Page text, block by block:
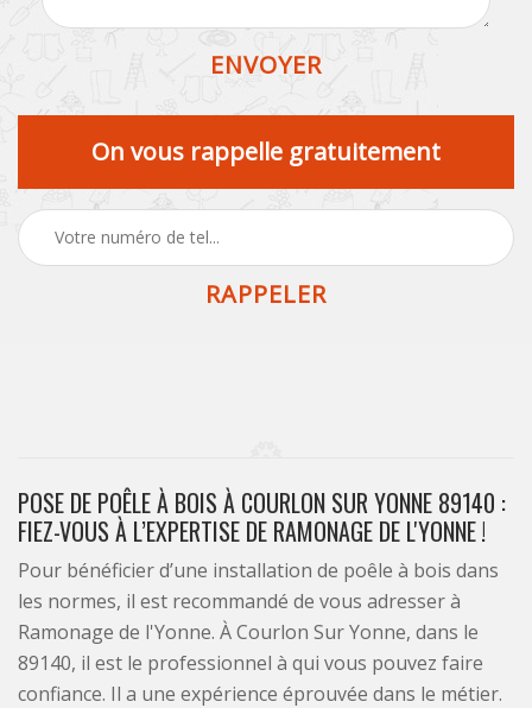
On vous rappelle gratuitement
POSE DE POÊLE À BOIS À COURLON SUR YONNE 89140 :
FIEZ-VOUS À L’EXPERTISE DE RAMONAGE DE L'YONNE !
Pour bénéficier d’une installation de poêle à bois dans
les normes, il est recommandé de vous adresser à
Ramonage de l'Yonne. À Courlon Sur Yonne, dans le
89140, il est le professionnel à qui vous pouvez faire
confiance. Il a une expérience éprouvée dans le métier.